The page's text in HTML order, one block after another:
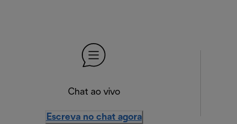
Chat ao vivo
Escreva no chat agora